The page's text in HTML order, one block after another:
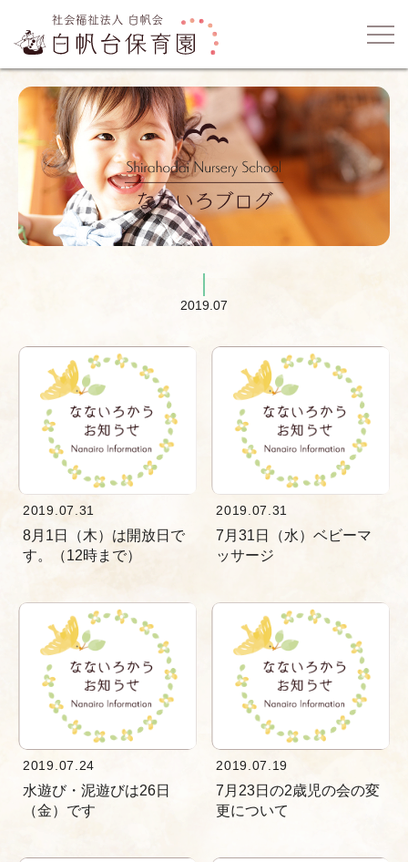
2019.07
2019.07.31
8月1日（木）は開放日で
す。（12時まで）
2019.07.31
7月31日（水）ベビーマ
ッサージ
2019.07.24
水遊び・泥遊びは26日
（金）です
2019.07.19
7月23日の2歳児の会の変
更について